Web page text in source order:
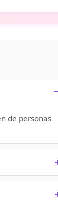
de personas
tardar entre 24